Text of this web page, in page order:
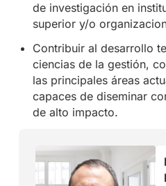
de investigación en
superior y/o
Contribuir al desarrollo
ciencias de la gestión,
las principales áreas
capaces de diseminar
de alto impacto.